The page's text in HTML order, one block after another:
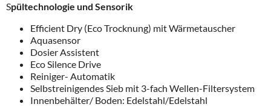
Spültechnologie und Sensorik
Efficient Dry (Eco Trocknung) mit Wärmetauscher
Aquasensor
Dosier Assistent
Eco Silence Drive
Reiniger- Automatik
Selbstreinigendes Sieb mit 3-fach Wellen-Filtersystem
Innenbehälter/ Boden: Edelstahl/Edelstahl